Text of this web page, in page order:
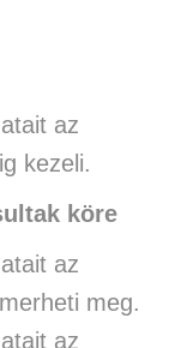
az
kezeli.
köre
az
meg.
az